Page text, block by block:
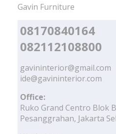
Gavin Furniture
08170840164
082112108800
gavininterior@gmail.com
ide@gavininterior.com
Office:
Ruko Grand Centro Blok
Pesanggrahan, Jakarta